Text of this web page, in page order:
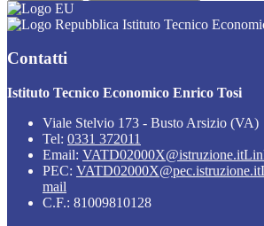
Istituto Tecnico
Contatti
Istituto Tecnico Economico Enrico Tosi
Viale Stelvio 173 - Busto Arsizio (VA)
Tel: 0331 372011
Email: VATD02000X@istruzione.it
PEC: VATD02000X@pec.istruzione.it
mail
C.F.: 81009810128